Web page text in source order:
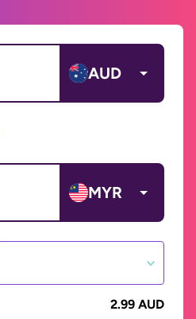
AUD
MYR
2.99 AUD